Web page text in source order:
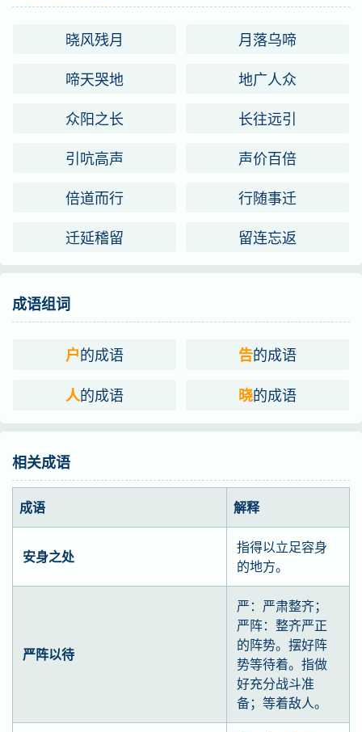
晓风残月
月落乌啼
啼天哭地
地广人众
众阳之长
长往远引
引吭高声
声价百倍
倍道而行
行随事迁
迁延稽留
留连忘返
成语组词
户的成语 告的成语
人的成语 晓的成语
相关成语
成语 解释
安身之处
指得以立足容身
的地方。
严阵以待
严：严肃整齐；
严阵：整齐严正
的阵势。摆好阵
势等待着。指做
好充分战斗准
备；等着敌人。